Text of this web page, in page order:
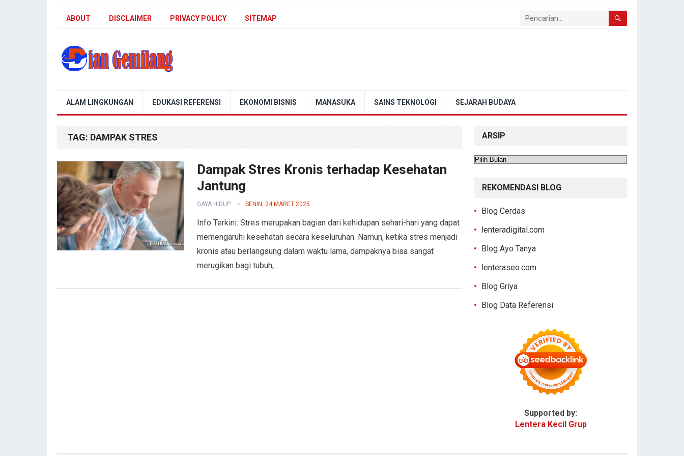
ABOUT DISCLAIMER PRIVACY POLICY SITEMAP
ALAM LINGKUNGAN EDUKASI REFERENSI EKONOMI BISNIS MANASUKA SAINS TEKNOLOGI SEJARAH BUDAYA
TAG: DAMPAK STRES
Dampak Stres Kronis terhadap Kesehatan
Jantung
GAYA HIDUP SENIN, 24 MARET 2025
Info Terkini: Stres merupakan bagian dari kehidupan sehari-hari yang dapat
memengaruhi kesehatan secara keseluruhan. Namun, ketika stres menjadi
kronis atau berlangsung dalam waktu lama, dampaknya bisa sangat
merugikan bagi tubuh,…
ARSIP
Arsip
REKOMENDASI BLOG
Blog Cerdas
lenteradigital.com
Blog Ayo Tanya
lenteraseo.com
Blog Griya
Blog Data Referensi
Supported by:
Lentera Kecil Grup